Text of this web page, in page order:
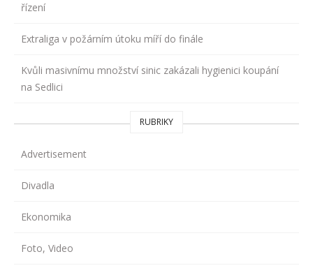
řízení
Extraliga v požárním útoku míří do finále
Kvůli masivnímu množství sinic zakázali hygienici koupání
na Sedlici
RUBRIKY
Advertisement
Divadla
Ekonomika
Foto, Video